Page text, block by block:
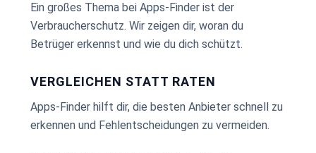
Ein großes Thema bei Apps-Finder ist der
Verbraucherschutz. Wir zeigen dir, woran du
Betrüger erkennst und wie du dich schützt.
VERGLEICHEN STATT RATEN
Apps-Finder hilft dir, die besten Anbieter schnell zu
erkennen und Fehlentscheidungen zu vermeiden.